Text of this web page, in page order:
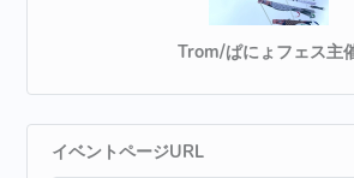
Trom/ぱにょフェス主
イベントページURL